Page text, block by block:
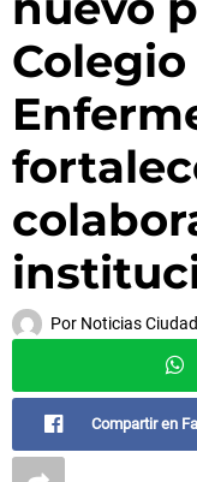
Por Noticias Ciudad
Compartir en